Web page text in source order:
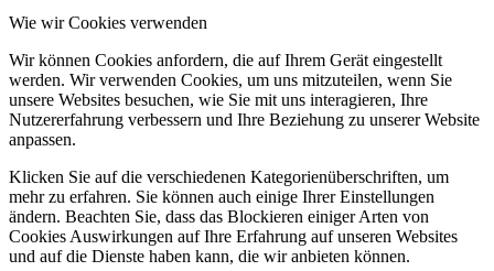
Wie wir Cookies verwenden
Wir können Cookies anfordern, die auf Ihrem Gerät eingestellt
werden. Wir verwenden Cookies, um uns mitzuteilen, wenn Sie
unsere Websites besuchen, wie Sie mit uns interagieren, Ihre
Nutzererfahrung verbessern und Ihre Beziehung zu unserer Website
anpassen.
Klicken Sie auf die verschiedenen Kategorienüberschriften, um
mehr zu erfahren. Sie können auch einige Ihrer Einstellungen
ändern. Beachten Sie, dass das Blockieren einiger Arten von
Cookies Auswirkungen auf Ihre Erfahrung auf unseren Websites
und auf die Dienste haben kann, die wir anbieten können.